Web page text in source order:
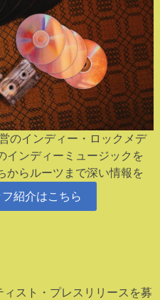
のインディー・ロックメデ
インディーミュージックを
からルーツまで深い情報を
紹介はこちら
ィスト・プレスリリースを募